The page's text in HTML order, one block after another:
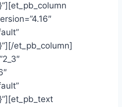
et_pb_column]